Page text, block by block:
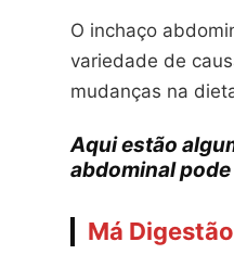
O inchaço
variedade de
mudanças na
Aqui estão
abdominal
Má Digestão